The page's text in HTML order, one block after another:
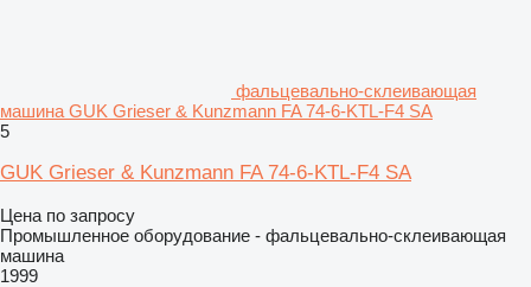
фальцевально-склеивающая
машина GUK Grieser & Kunzmann FA 74-6-KTL-F4 SA
5
GUK Grieser & Kunzmann FA 74-6-KTL-F4 SA
Цена по запросу
Промышленное оборудование - фальцевально-склеивающая
машина
1999